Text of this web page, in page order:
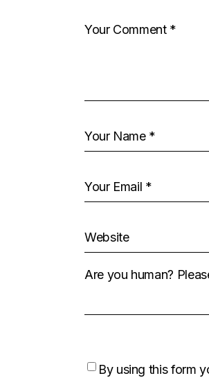
Are you human?
By using this form